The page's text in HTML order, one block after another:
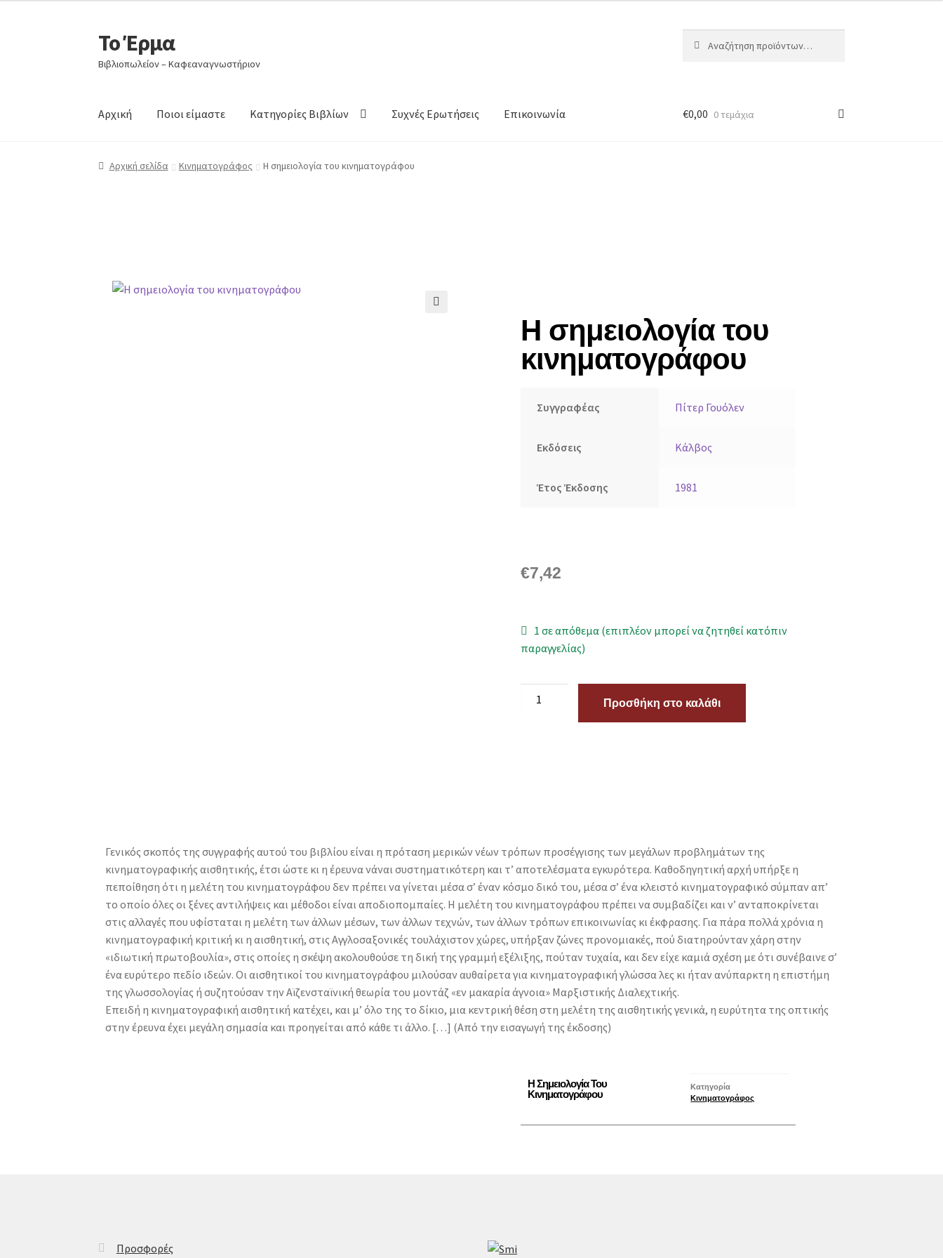
Το Έρμα
Βιβλιοπωλείον – Καφεαναγνωστήριον
Αρχική Ποιοι είμαστε Κατηγορίες Βιβλίων Συχνές Ερωτήσεις Επικοινωνία €0,00 0 τεμάχια
Αρχική σελίδα Κινηματογράφος Η σημειολογία του κινηματογράφου
Η σημειολογία του
κινηματογράφου
Συγγραφέας Πίτερ Γουόλεν
Εκδόσεις Κάλβος
Έτος Έκδοσης 1981
€7,42
1 σε απόθεμα (επιπλέον μπορεί να ζητηθεί κατόπιν
παραγγελίας)
Προσθήκη στο καλάθι
Γενικός σκοπός της συγγραφής αυτού του βιβλίου είναι η πρόταση μερικών νέων τρόπων προσέγγισης των μεγάλων προβλημάτων της
κινηματογραφικής αισθητικής, έτσι ώστε κι η έρευνα νάναι συστηματικότερη και τ’ αποτελέσματα εγκυρότερα. Καθοδηγητική αρχή υπήρξε η
πεποίθηση ότι η μελέτη του κινηματογράφου δεν πρέπει να γίνεται μέσα σ’ έναν κόσμο δικό του, μέσα σ’ ένα κλειστό κινηματογραφικό σύμπαν απ’
το οποίο όλες οι ξένες αντιλήψεις και μέθοδοι είναι αποδιοπομπαίες. Η μελέτη του κινηματογράφου πρέπει να συμβαδίζει και ν’ ανταποκρίνεται
στις αλλαγές που υφίσταται η μελέτη των άλλων μέσων, των άλλων τεχνών, των άλλων τρόπων επικοινωνίας κι έκφρασης. Για πάρα πολλά χρόνια η
κινηματογραφική κριτική κι η αισθητική, στις Αγγλοσαξονικές τουλάχιστον χώρες, υπήρξαν ζώνες προνομιακές, πού διατηρούνταν χάρη στην
«ιδιωτική πρωτοβουλία», στις οποίες η σκέψη ακολουθούσε τη δική της γραμμή εξέλιξης, πούταν τυχαία, και δεν είχε καμιά σχέση με ότι συνέβαινε σ’
ένα ευρύτερο πεδίο ιδεών. Οι αισθητικοί του κινηματογράφου μιλούσαν αυθαίρετα για κινηματογραφική γλώσσα λες κι ήταν ανύπαρκτη η επιστήμη
της γλωσσολογίας ή συζητούσαν την Αϊζενσταϊνική θεωρία του μοντάζ «εν μακαρία άγνοια» Μαρξιστικής Διαλεχτικής.
Επειδή η κινηματογραφική αισθητική κατέχει, και μ’ όλο της το δίκιο, μια κεντρική θέση στη μελέτη της αισθητικής γενικά, η ευρύτητα της οπτικής
στην έρευνα έχει μεγάλη σημασία και προηγείται από κάθε τι άλλο. […] (Από την εισαγωγή της έκδοσης)
Η Σημειολογία Του
Κινηματογράφου
Κατηγορία
Κινηματογράφος
Προσφορές